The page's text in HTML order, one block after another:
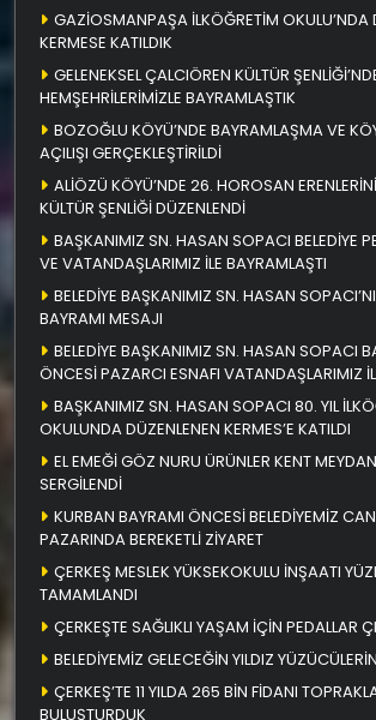
GAZİOSMANPAŞA İLKÖĞRETİM OKULU’NDA
KERMESE KATILDIK
GELENEKSEL ÇALCIÖREN KÜLTÜR
HEMŞEHRİLERİMİZLE BAYRAMLAŞTIK
BOZOĞLU KÖYÜ’NDE BAYRAMLAŞMA VE
AÇILIŞI GERÇEKLEŞTİRİLDİ
ALİÖZÜ KÖYÜ’NDE 26. HOROSAN
KÜLTÜR ŞENLİĞİ DÜZENLENDİ
BAŞKANIMIZ SN. HASAN SOPACI BELEDİYE
VE VATANDAŞLARIMIZ İLE BAYRAMLAŞTI
BELEDİYE BAŞKANIMIZ SN. HASAN
BAYRAMI MESAJI
BELEDİYE BAŞKANIMIZ SN. HASAN SOPACI
ÖNCESİ PAZARCI ESNAFI VATANDAŞLARIMIZ
BAŞKANIMIZ SN. HASAN SOPACI 80. YIL
OKULUNDA DÜZENLENEN KERMES’E KATILDI
EL EMEĞİ GÖZ NURU ÜRÜNLER KENT
SERGİLENDİ
KURBAN BAYRAMI ÖNCESİ BELEDİYEMİZ
PAZARINDA BEREKETLİ ZİYARET
ÇERKEŞ MESLEK YÜKSEKOKULU İNŞAATI
TAMAMLANDI
ÇERKEŞTE SAĞLIKLI YAŞAM İÇİN PEDALLAR
BELEDİYEMİZ GELECEĞİN YILDIZ
ÇERKEŞ’TE 11 YILDA 265 BİN FİDANI
BULUŞTURDUK